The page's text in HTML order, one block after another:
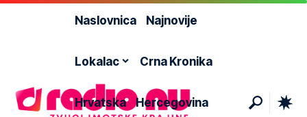
Naslovnica Najnovije
Lokalac Crna Kronika
Hrvatska Hercegovina